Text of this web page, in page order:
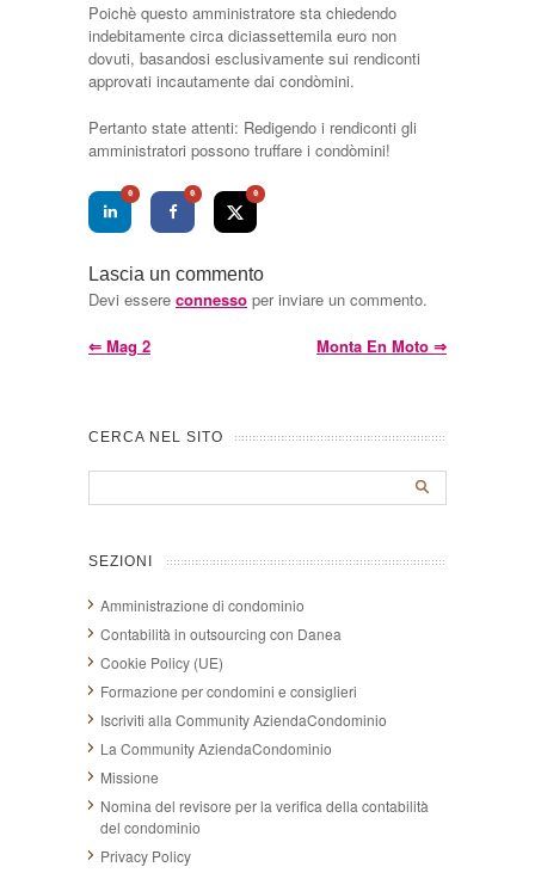
Poichè questo amministratore sta chiedendo
indebitamente circa diciassettemila euro non
dovuti, basandosi esclusivamente sui rendiconti
approvati incautamente dai condòmini.
Pertanto state attenti: Redigendo i rendiconti gli
amministratori possono truffare i condòmini!
0 0 0
Lascia un commento
Devi essere connesso per inviare un commento.
⇐ Mag 2 Monta En Moto ⇒
CERCA NEL SITO
SEZIONI
Amministrazione di condominio
Contabilità in outsourcing con Danea
Cookie Policy (UE)
Formazione per condomini e consiglieri
Iscriviti alla Community AziendaCondominio
La Community AziendaCondominio
Missione
Nomina del revisore per la verifica della contabilità
del condominio
Privacy Policy